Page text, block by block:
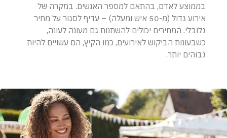
בממוצע לאדם, בהתאם למספר האנשים. במקרה של
אירוע גדול (מ-50 איש ומעלה) – עדיף לסגור על מחיר
גלובלי. המחירים יכולים להשתנות גם מעונה לעונה,
כשבעונות הביקוש לאירועים, כמו הקיץ, הם עשויים להיות
גבוהים יותר.